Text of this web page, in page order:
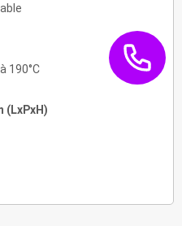
190°C
(LxPxH)